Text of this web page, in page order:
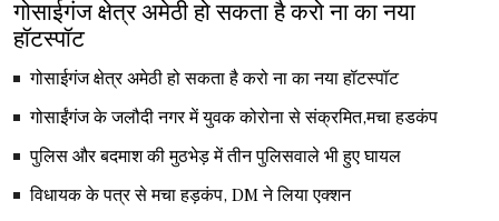
गोसाईगंज क्षेत्र अमेठी हो सकता है करो ना का नया
हॉटस्पॉट
गोसाईगंज क्षेत्र अमेठी हो सकता है करो ना का नया हॉटस्पॉट
गोसाईंगंज के जलौदी नगर में युवक कोरोना से संक्रमित,मचा हडकंप
पुलिस और बदमाश की मुठभेड़ में तीन पुलिसवाले भी हुए घायल
विधायक के पत्र से मचा हड़कंप, DM ने लिया एक्शन